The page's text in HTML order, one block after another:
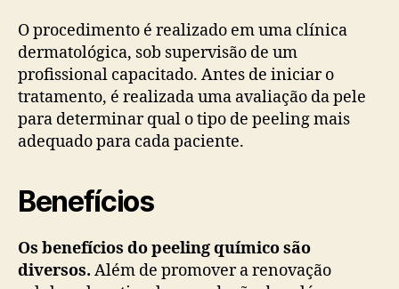
O procedimento é realizado em uma clínica
dermatológica, sob supervisão de um
profissional capacitado. Antes de iniciar o
tratamento, é realizada uma avaliação da pele
para determinar qual o tipo de peeling mais
adequado para cada paciente.
Benefícios
Os benefícios do peeling químico são
diversos. Além de promover a renovação